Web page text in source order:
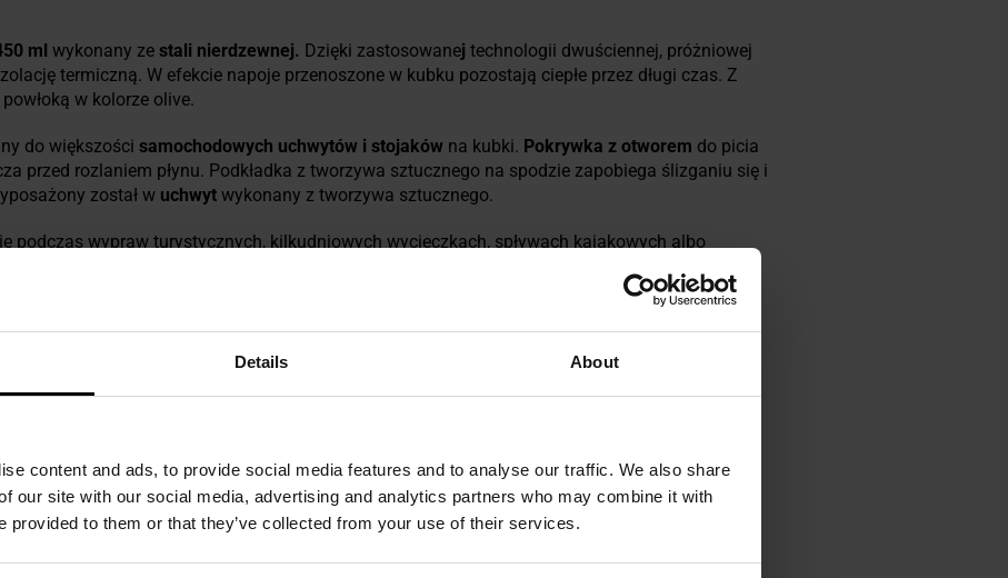
Details About
content and ads, to provide social media features and to analyse our traffic. We also share
our site with our social media, advertising and analytics partners who may combine it with
provided to them or that they’ve collected from your use of their services.
ml wykonany ze stali nierdzewnej. Dzięki zastosowanej technologii dwuściennej, próżniowej
termiczną. W efekcie napoje przenoszone w kubku pozostają ciepłe przez długi czas. Z
w kolorze olive.
do większości samochodowych uchwytów i stojaków na kubki. Pokrywka z otworem do picia
przed rozlaniem płynu. Podkładka z tworzywa sztucznego na spodzie zapobiega ślizganiu się i
został w uchwyt wykonany z tworzywa sztucznego.
podczas wypraw turystycznych, kilkudniowych wycieczkach, spływach kajakowych albo